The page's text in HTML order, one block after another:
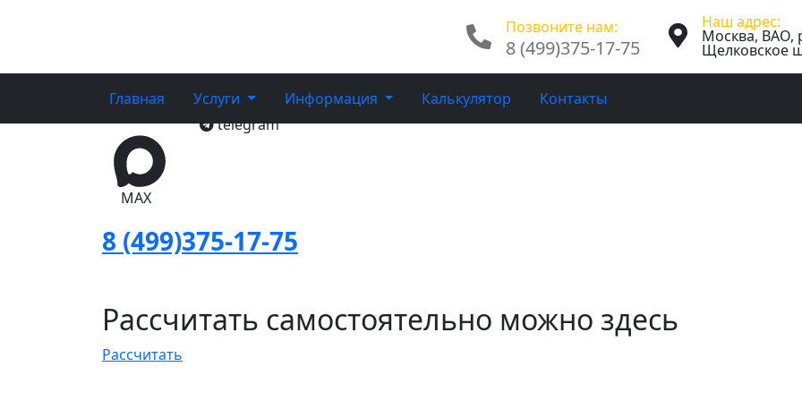
Позвоните нам:
8 (499)375-17-75
Наш адрес:
Москва, ВАО,
Щелковское
Главная Услуги Информация Калькулятор Контакты
Вывоз и Утилизация Офисной мебели
Главная/Вывоз старой мебели/Вывоз и Утилизация Офисной мебели
MAX
telegram
8 (499)375-17-75
Рассчитать самостоятельно можно здесь
Рассчитать